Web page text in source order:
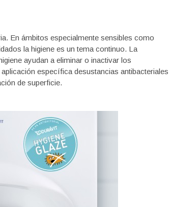
En ámbitos especialmente sensibles como
la higiene es un tema continuo. La
ayudan a eliminar o inactivar los
específica desustancias antibacteriales
de superficie.